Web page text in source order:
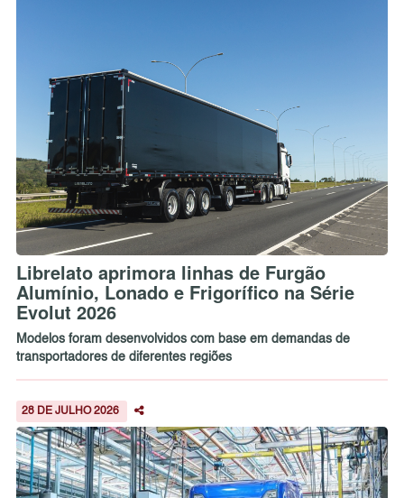
Librelato aprimora linhas de Furgão
Alumínio, Lonado e Frigorífico na Série
Evolut 2026
Modelos foram desenvolvidos com base em demandas de
transportadores de diferentes regiões
28 DE JULHO 2026